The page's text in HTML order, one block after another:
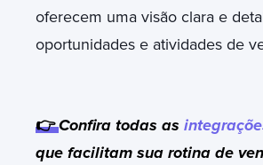
oferecem uma visão clara e
oportunidades e atividades de
👉Confira todas as
que facilitam sua rotina de